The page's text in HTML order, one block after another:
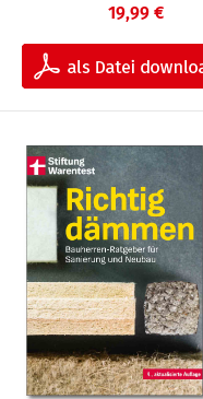
19,99 €